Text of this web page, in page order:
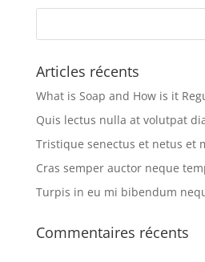
Articles récents
What is Soap and How is it
Quis lectus nulla at volutpat
Tristique senectus et netus et
Cras semper auctor neque
Turpis in eu mi bibendum
Commentaires récents